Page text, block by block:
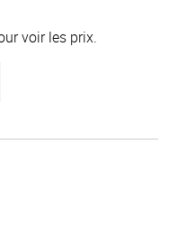
voir les prix.